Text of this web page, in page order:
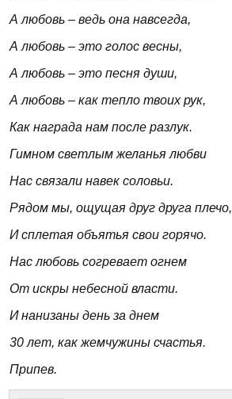
А любовь – ведь она навсегда,
А любовь – это голос весны,
А любовь – это песня души,
А любовь – как тепло твоих рук,
Как награда нам после разлук.
Гимном светлым желанья любви
Нас связали навек соловьи.
Рядом мы, ощущая друг друга плечо,
И сплетая объятья свои горячо.
Нас любовь согревает огнем
От искры небесной власти.
И нанизаны день за днем
30 лет, как жемчужины счастья.
Припев.